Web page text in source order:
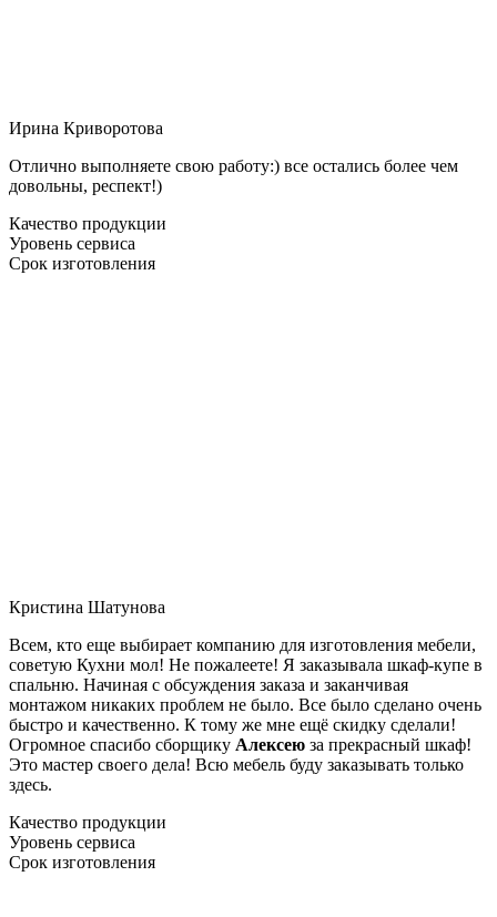
Ирина Криворотова
Отлично выполняете свою работу:) все остались более чем
довольны, респект!)
Качество продукции
Уровень сервиса
Срок изготовления
Кристина Шатунова
Всем, кто еще выбирает компанию для изготовления мебели,
советую Кухни мол! Не пожалеете! Я заказывала шкаф-купе в
спальню. Начиная с обсуждения заказа и заканчивая
монтажом никаких проблем не было. Все было сделано очень
быстро и качественно. К тому же мне ещё скидку сделали!
Огромное спасибо сборщику Алексею за прекрасный шкаф!
Это мастер своего дела! Всю мебель буду заказывать только
здесь.
Качество продукции
Уровень сервиса
Срок изготовления